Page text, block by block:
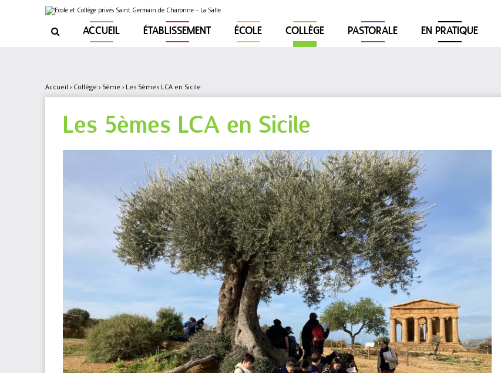
 ACCUEIL ÉTABLISSEMENT ÉCOLE COLLÈGE PASTORALE EN PRATIQUE
Accueil › Collège › 5ème › Les 5èmes LCA en Sicile
Les 5èmes LCA en Sicile